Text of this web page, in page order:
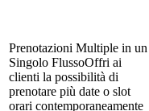
Prenotazioni Multiple in un
Singolo FlussoOffri ai
clienti la possibilità di
prenotare più date o slot
orari contemporaneamente